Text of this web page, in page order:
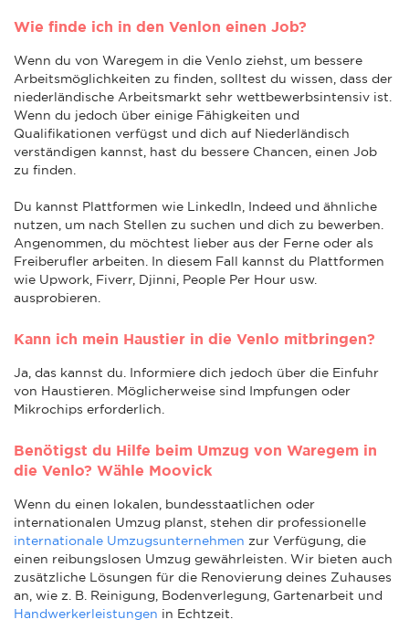
Wie finde ich in den Venlon einen Job?
Wenn du von Waregem in die Venlo ziehst, um bessere
Arbeitsmöglichkeiten zu finden, solltest du wissen, dass der
niederländische Arbeitsmarkt sehr wettbewerbsintensiv ist.
Wenn du jedoch über einige Fähigkeiten und
Qualifikationen verfügst und dich auf Niederländisch
verständigen kannst, hast du bessere Chancen, einen Job
zu finden.
Du kannst Plattformen wie LinkedIn, Indeed und ähnliche
nutzen, um nach Stellen zu suchen und dich zu bewerben.
Angenommen, du möchtest lieber aus der Ferne oder als
Freiberufler arbeiten. In diesem Fall kannst du Plattformen
wie Upwork, Fiverr, Djinni, People Per Hour usw.
ausprobieren.
Kann ich mein Haustier in die Venlo mitbringen?
Ja, das kannst du. Informiere dich jedoch über die Einfuhr
von Haustieren. Möglicherweise sind Impfungen oder
Mikrochips erforderlich.
Benötigst du Hilfe beim Umzug von Waregem in
die Venlo? Wähle Moovick
Wenn du einen lokalen, bundesstaatlichen oder
internationalen Umzug planst, stehen dir professionelle
internationale Umzugsunternehmen zur Verfügung, die
einen reibungslosen Umzug gewährleisten. Wir bieten auch
zusätzliche Lösungen für die Renovierung deines Zuhauses
an, wie z. B. Reinigung, Bodenverlegung, Gartenarbeit und
Handwerkerleistungen in Echtzeit.